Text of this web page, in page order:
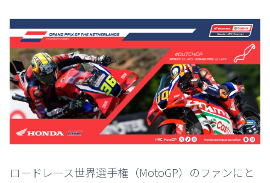
ロードレース世界選手権（MotoGP）のファンにと